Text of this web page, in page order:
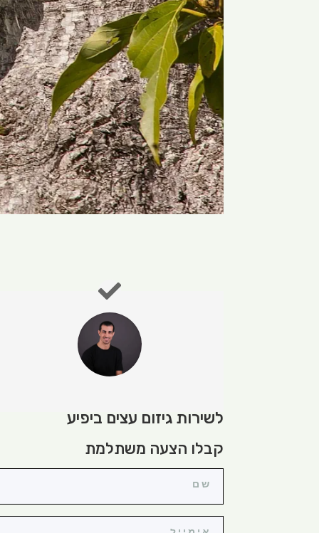
לשירות גיזום עצים ביפיע
קבלו הצעה משתלמת